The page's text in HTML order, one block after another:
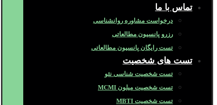
تماس با ما
درخواست مشاوره روانشناسی
رزرو پانسیون مطالعاتی
تست رایگان پانسیون مطالعاتی
تست های شخصیت
تست شخصیت شناسی نئو
تست شخصیت میلون MCMI
تست شخصیت MBTI